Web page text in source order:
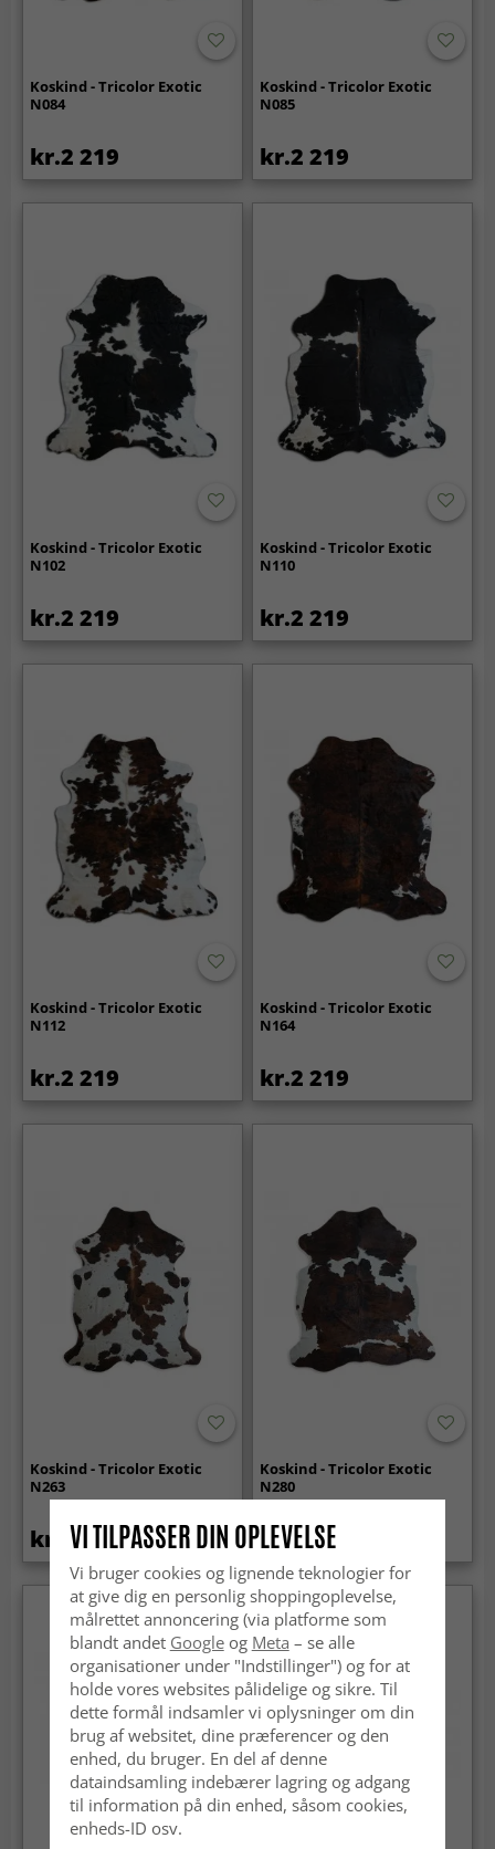
Koskind - Tricolor Exotic
N084
kr.2 219
Koskind - Tricolor Exotic
N085
kr.2 219
Koskind - Tricolor Exotic
N102
kr.2 219
Koskind - Tricolor Exotic
N110
kr.2 219
Koskind - Tricolor Exotic
N112
kr.2 219
Koskind - Tricolor Exotic
N164
kr.2 219
Koskind - Tricolor Exotic
N263
kr.2 219
Koskind - Tricolor Exotic
N280
kr.2 219
VI TILPASSER DIN OPLEVELSE
Vi bruger cookies og lignende teknologier for
at give dig en personlig shoppingoplevelse,
målrettet annoncering (via platforme som
blandt andet Googleog Meta – se alle
organisationer under "Indstillinger") og for at
holde vores websites pålidelige og sikre. Til
dette formål indsamler vi oplysninger om din
brug af websitet, dine præferencer og den
enhed, du bruger. En del af denne
dataindsamling indebærer lagring og adgang
til information på din enhed, såsom cookies,
enheds-ID osv.